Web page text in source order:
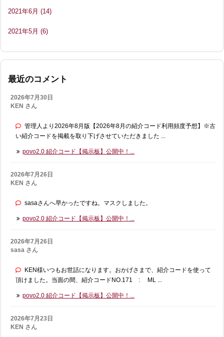
2021年6月 (14)
2021年5月 (6)
最近のコメント
2026年7月30日
KEN さん
管理人より2026年8月版【2026年8月の紹介コード利用頻度予想】※古
い紹介コードを掲載を取り下げさせていただきました ...
povo2.0 紹介コード【掲示板】公開中！...
2026年7月26日
KEN さん
sasaさんへ早かったですね。マスクしました。
povo2.0 紹介コード【掲示板】公開中！...
2026年7月26日
sasa さん
KEN様いつもお世話になります。おかげさまで、紹介コードを使って
頂けました。当面の間、紹介コードNO.171 : ML ...
povo2.0 紹介コード【掲示板】公開中！...
2026年7月23日
KEN さん